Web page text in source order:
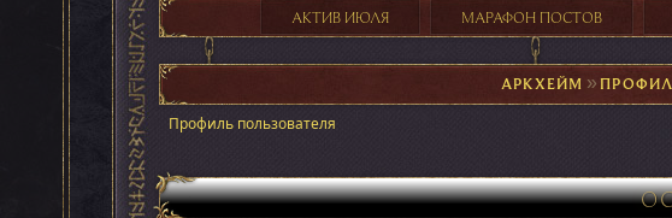
АКТИВ ИЮЛЯ МАРАФОН ПОСТОВ
АРКХЕЙМ ►
Профиль пользователя